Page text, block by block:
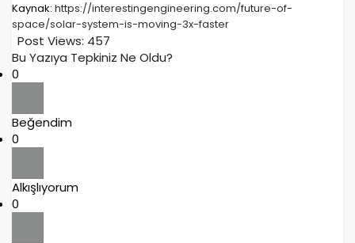
Kaynak: https://interestingengineering.com/future-of-
space/solar-system-is-moving-3x-faster
Post Views: 457
Bu Yazıya Tepkiniz Ne Oldu?
0
Beğendim
0
Alkışlıyorum
0